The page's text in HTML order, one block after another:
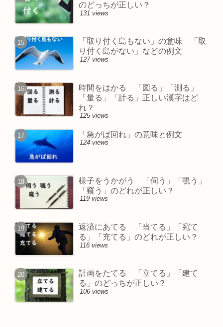
のどっちが正しい？
131 views
「取り付く島もない」の意味 「取
り付く島がない」などの例文
127 views
時間をはかる 「図る」「測る」
「量る」「計る」正しい漢字はど
れ？
125 views
「急がば回れ」の意味と例文
124 views
様子をうかがう 「伺う」「覗う」
「窺う」のどれが正しい？
119 views
返済にあてる 「当てる」「宛て
る」「充てる」のどれが正しい？
116 views
計画をたてる 「立てる」「建て
る」のどっちが正しい？
106 views